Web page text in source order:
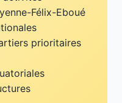
Félix-Eboué
prioritaires